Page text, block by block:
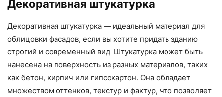
Декоративная штукатурка
Декоративная штукатурка — идеальный материал для
облицовки фасадов, если вы хотите придать зданию
строгий и современный вид. Штукатурка может быть
нанесена на поверхность из разных материалов, таких
как бетон, кирпич или гипсокартон. Она обладает
множеством оттенков, текстур и фактур, что позволяет